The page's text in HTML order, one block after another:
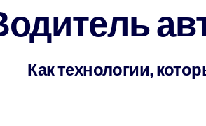
com conhecimento de negócios confiável e
Как технологии,